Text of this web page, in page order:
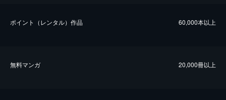
ポイント（レンタル）作品 60,000本以上
無料マンガ 20,000冊以上